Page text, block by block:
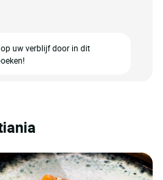
op uw verblijf door in dit